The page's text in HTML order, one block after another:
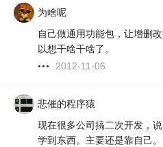
为啥呢
自己做通用功能包，让增删
以想干啥干啥了。
2012-11-06
悲催的程序猿
现在很多公司搞二次开发，
学到东西。主要还是靠自己。